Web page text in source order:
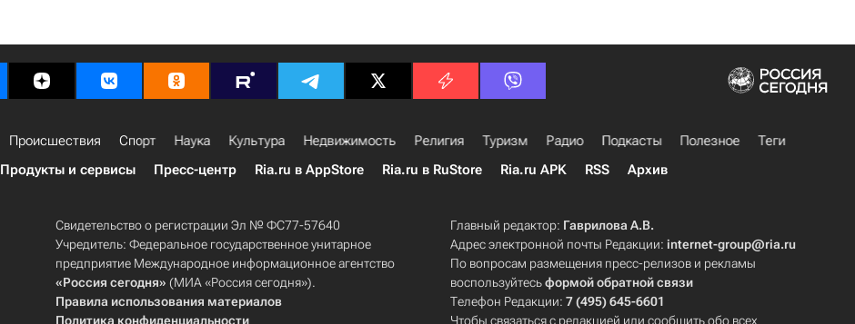
Происшествия Спорт Наука Культура Недвижимость Религия Туризм Радио Подкасты Полезное
Теги
Продукты и сервисы Пресс-центр Ria.ru в AppStore Ria.ru в RuStore Ria.ru APK RSS Архив
Свидетельство о регистрации Эл № ФС77-57640
Учредитель: Федеральное государственное унитарное
предприятие Международное информационное агентство
«Россия сегодня» (МИА «Россия сегодня»).
Правила использования материалов
Политика конфиденциальности
Главный редактор: Гаврилова А.В.
Адрес электронной почты Редакции:internet-group@ria.ru
По вопросам размещения пресс-релизов и рекламы
воспользуйтесьформой обратной связи
Телефон Редакции:7 (495) 645-6601
Чтобы связаться с редакцией или сообщить обо всех